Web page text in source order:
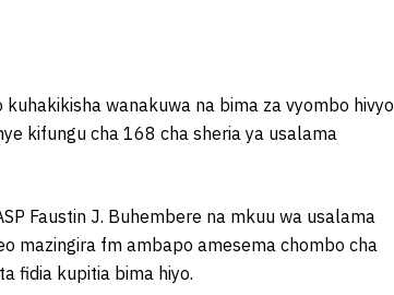
wanakuwa na bima za vyombo hivyo
kifungu cha 168 cha sheria ya usalama
Faustin J. Buhembere na mkuu wa usalama
mazingira fm ambapo amesema chombo cha
fidia kupitia bima hiyo.